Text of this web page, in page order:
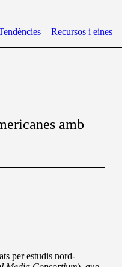
Recursos i eines
amb
per estudis nord-